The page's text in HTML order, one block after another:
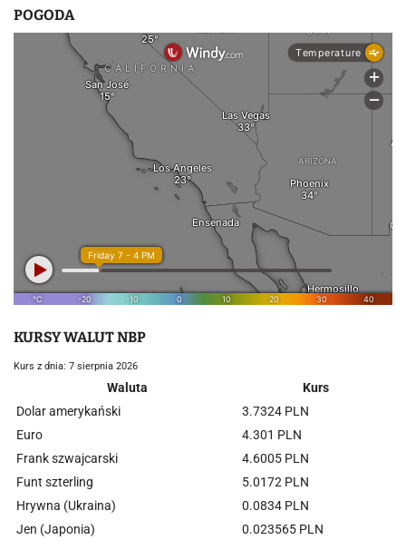
POGODA
KURSY WALUT NBP
Kurs z dnia: 7 sierpnia 2026
Waluta
Kurs
Dolar amerykański
3.7324 PLN
Euro
4.301 PLN
Frank szwajcarski
4.6005 PLN
Funt szterling
5.0172 PLN
Hrywna (Ukraina)
0.0834 PLN
Jen (Japonia)
0.023565 PLN